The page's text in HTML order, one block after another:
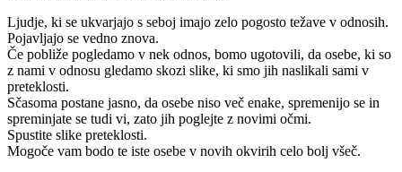
Ljudje, ki se ukvarjajo s seboj imajo zelo pogosto težave v odnosih.
Pojavljajo se vedno znova.
Če pobliže pogledamo v nek odnos, bomo ugotovili, da osebe, ki so
z nami v odnosu gledamo skozi slike, ki smo jih naslikali sami v
preteklosti.
Sčasoma postane jasno, da osebe niso več enake, spremenijo se in
spreminjate se tudi vi, zato jih poglejte z novimi očmi.
Spustite slike preteklosti.
Mogoče vam bodo te iste osebe v novih okvirih celo bolj všeč.